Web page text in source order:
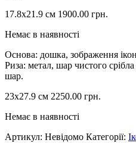
17.8х21.9 см 1900.00 грн.
Немає в наявності
Основа: дошка, зображення
Риза: метал, шар чистого
шар.
23х27.9 см 2250.00 грн.
Немає в наявності
Артикул: Невідомо Категорії: